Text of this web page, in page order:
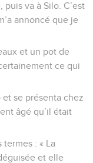
va à Silo. C’est
annoncé que je
et un pot de
ce qui
et se présenta chez
âgé qu’il était
termes : « La
et elle